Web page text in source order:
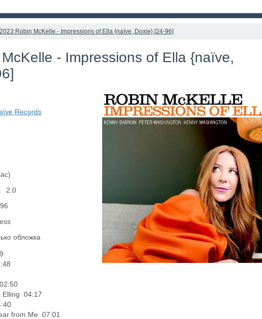
2023 Robin McKelle - Impressions of Ella {naïve, Doxie} [24-96]
- Impressions of Ella {naïve,
Records
2.0
обложка
Elling 04:17
from Me 07:01